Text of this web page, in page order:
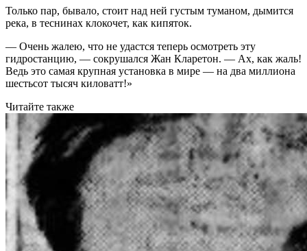
Только пар, бывало, стоит над ней густым туманом, дымится
река, в теснинах клокочет, как кипяток.
— Очень жалею, что не удастся теперь осмотреть эту
гидростанцию, — сокрушался Жан Кларетон. — Ах, как жаль!
Ведь это самая крупная установка в мире — на два миллиона
шестьсот тысяч киловатт!»
Читайте также